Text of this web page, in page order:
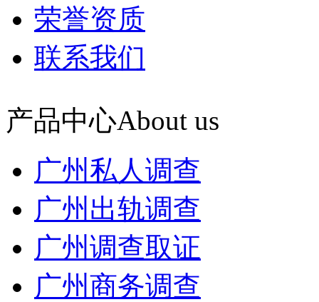
荣誉资质
联系我们
产品中心About us
广州私人调查
广州出轨调查
广州调查取证
广州商务调查